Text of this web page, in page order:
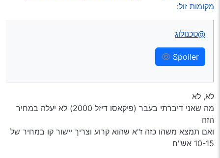
מקומות זול:
@טכנולוג
Spoiler
לא, לא
מה שאני דיברתי בעבר (פיקאסו דיזל 2000) לא יעלה במחיר
הזה
ואם תמצא משהו כזה ז"א שהוא קרוע וצריך יישור קו במחיר של
10-15 אש"ח